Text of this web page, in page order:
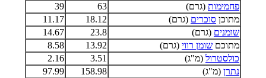
פחמימות (גרם) 63
39
מתוכן סוכרים (גרם) 18.12
11.17
שומנים (גרם) 23.8
14.67
מתוכם שומן רווי (גרם) 13.92
8.58
כולסטרול (מ"ג) 3.51
2.16
נתרן (מ"ג) 158.98
97.99